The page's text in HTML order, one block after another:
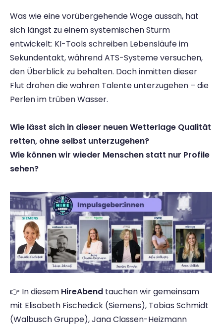
Was wie eine vorübergehende Woge aussah, hat
sich längst zu einem systemischen Sturm
entwickelt: KI-Tools schreiben Lebensläufe im
Sekundentakt, während ATS-Systeme versuchen,
den Überblick zu behalten. Doch inmitten dieser
Flut drohen die wahren Talente unterzugehen – die
Perlen im trüben Wasser.
Wie lässt sich in dieser neuen Wetterlage Qualität
retten, ohne selbst unterzugehen?
Wie können wir wieder Menschen statt nur Profile
sehen?
👉 In diesem HireAbend tauchen wir gemeinsam
mit Elisabeth Fischedick (Siemens), Tobias Schmidt
(Walbusch Gruppe), Jana Classen-Heizmann